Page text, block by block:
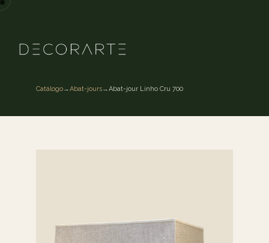
Catálogo→Abat-jours→Abat-jour Linho Cru 700